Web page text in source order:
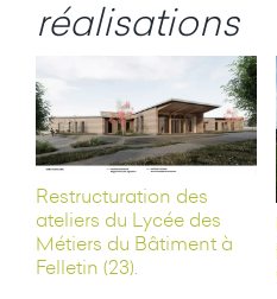
réalisations
Restructuration des
ateliers du Lycée des
Métiers du Bâtiment à
Felletin (23).